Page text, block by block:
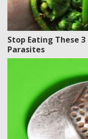
Stop Eating These
Parasites